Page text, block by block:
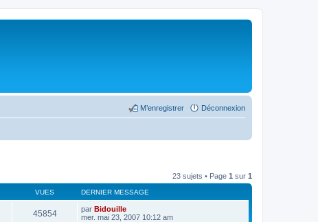
Déconnexion
M’enregistrer
23 sujets • Page 1 sur 1
VUES DERNIER MESSAGE
45854 par Bidouille
mer. mai 23, 2007 10:12 am